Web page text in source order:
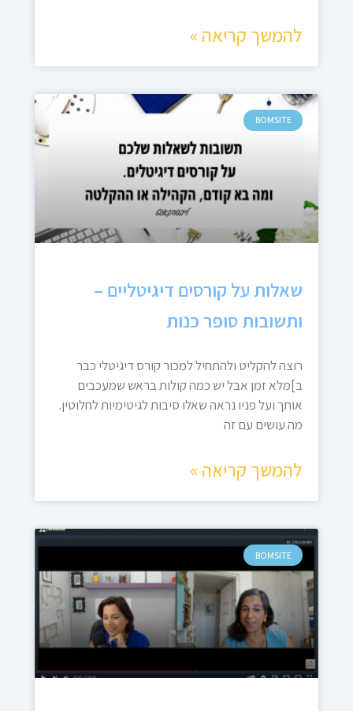
להמשך קריאה »
BOMSITE
שאלות על קורסים דיגיטליים –
ותשובות סופר כנות
רוצה להקליט ולהתחיל למכור קורס דיגיטלי כבר
ב]מלא זמן אבל יש כמה קולות בראש שמעכבים
אותך ועל פניו נראה שאלו סיבות לגיטימיות לחלוטין.
מה עושים עם זה
להמשך קריאה »
BOMSITE